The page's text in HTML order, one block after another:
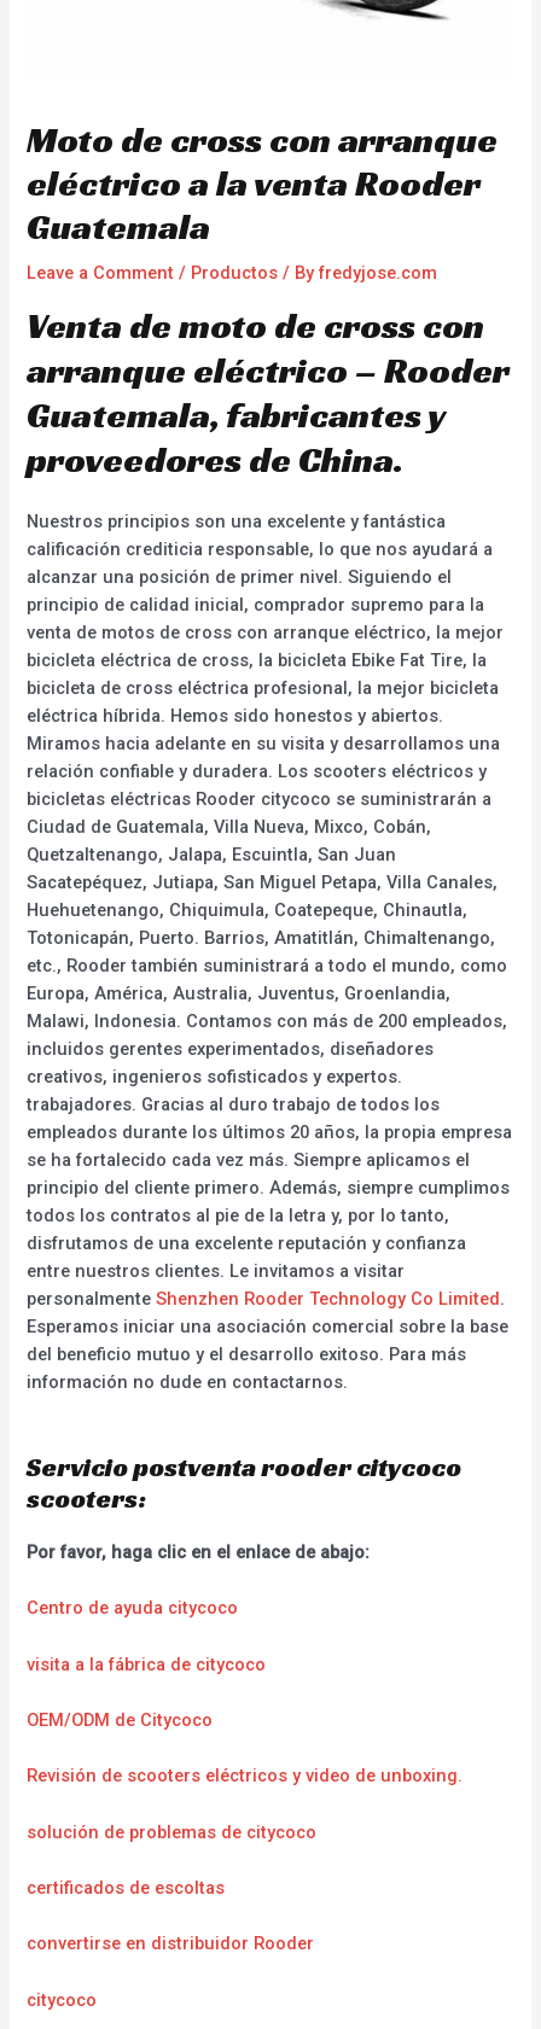
Moto de cross con arranque
eléctrico a la venta Rooder
Guatemala
Leave a Comment / Productos / Byfredyjose.com
Venta de moto de cross con
arranque eléctrico – Rooder
Guatemala, fabricantes y
proveedores de China.
Nuestros principios son una excelente y fantástica
calificación crediticia responsable, lo que nos ayudará a
alcanzar una posición de primer nivel. Siguiendo el
principio de calidad inicial, comprador supremo para la
venta de motos de cross con arranque eléctrico, la mejor
bicicleta eléctrica de cross, la bicicleta Ebike Fat Tire, la
bicicleta de cross eléctrica profesional, la mejor bicicleta
eléctrica híbrida. Hemos sido honestos y abiertos.
Miramos hacia adelante en su visita y desarrollamos una
relación confiable y duradera. Los scooters eléctricos y
bicicletas eléctricas Rooder citycoco se suministrarán a
Ciudad de Guatemala, Villa Nueva, Mixco, Cobán,
Quetzaltenango, Jalapa, Escuintla, San Juan
Sacatepéquez, Jutiapa, San Miguel Petapa, Villa Canales,
Huehuetenango, Chiquimula, Coatepeque, Chinautla,
Totonicapán, Puerto. Barrios, Amatitlán, Chimaltenango,
etc., Rooder también suministrará a todo el mundo, como
Europa, América, Australia, Juventus, Groenlandia,
Malawi, Indonesia. Contamos con más de 200 empleados,
incluidos gerentes experimentados, diseñadores
creativos, ingenieros sofisticados y expertos.
trabajadores. Gracias al duro trabajo de todos los
empleados durante los últimos 20 años, la propia empresa
se ha fortalecido cada vez más. Siempre aplicamos el
principio del cliente primero. Además, siempre cumplimos
todos los contratos al pie de la letra y, por lo tanto,
disfrutamos de una excelente reputación y confianza
entre nuestros clientes. Le invitamos a visitar
personalmenteShenzhen Rooder Technology Co Limited.
Esperamos iniciar una asociación comercial sobre la base
del beneficio mutuo y el desarrollo exitoso. Para más
información no dude en contactarnos.
Servicio postventa rooder citycoco
scooters:
Por favor, haga clic en el enlace de abajo:
Centro de ayuda citycoco
visita a la fábrica de citycoco
OEM/ODM de Citycoco
Revisión de scooters eléctricos y video de unboxing.
solución de problemas de citycoco
certificados de escoltas
convertirse en distribuidor Rooder
citycoco